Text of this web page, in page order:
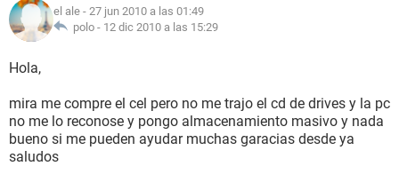
el ale - 27 jun 2010 a las 01:49
polo - 12 dic 2010 a las 15:29
Hola,
mira me compre el cel pero no me trajo el cd de drives y la pc
no me lo reconose y pongo almacenamiento masivo y nada
bueno si me pueden ayudar muchas garacias desde ya
saludos